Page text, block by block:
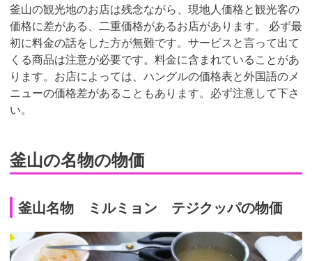
釜山の観光地のお店は残念ながら、現地人価格と観光客の
価格に差がある、二重価格があるお店があります。 必ず最
初に料金の話をした方が無難です。サービスと言って出て
くる商品は注意が必要です。料金に含まれていることがあ
ります。お店によっては、ハングルの価格表と外国語のメ
ニューの価格差があることもあります。必ず注意して下さ
い。
釜山の名物の物価
釜山名物 ミルミョン テジクッパの物価